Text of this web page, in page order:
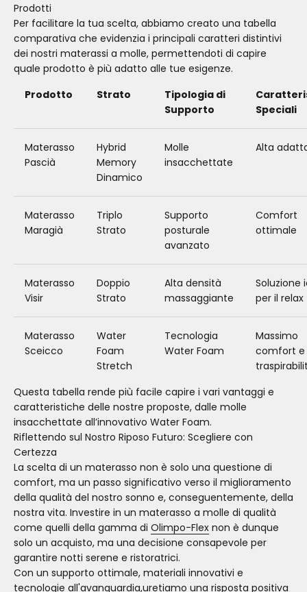
Prodotti
Per facilitare la tua scelta, abbiamo creato una tabella
comparativa che evidenzia i principali caratteri distintivi
dei nostri materassi a molle, permettendoti di capire
quale prodotto è più adatto alle tue esigenze.
Prodotto
Strato
Tipologia di
Supporto
Speciali
Materasso
Pascià
Hybrid
Memory
Dinamico
Molle
insacchettate
Alta
Materasso
Maragià
Triplo
Strato
Supporto
posturale
avanzato
Comfort
ottimale
Materasso
Visir
Doppio
Strato
Alta densità
massaggiante
Soluzione
per il relax
Materasso
Sceicco
Water
Foam
Stretch
Tecnologia
Water Foam
Massimo
comfort e
Questa tabella rende più facile capire i vari vantaggi e
caratteristiche delle nostre proposte, dalle molle
insacchettate all’innovativo Water Foam.
Riflettendo sul Nostro Riposo Futuro: Scegliere con
Certezza
La scelta di un materasso non è solo una questione di
comfort, ma un passo significativo verso il miglioramento
della qualità del nostro sonno e, conseguentemente, della
nostra vita. Investire in un materasso a molle di qualità
come quelli della gamma di Olimpo-Flex non è dunque
solo un acquisto, ma una decisione consapevole per
garantire notti serene e ristoratrici.
Con un supporto ottimale, materiali innovativi e
tecnologie all'avanguardia,uretiamo una risposta positiva